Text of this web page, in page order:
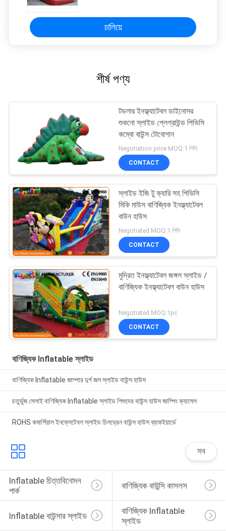
চালিয়ে
শীর্ষ পণ্য
টডলার ইনফ্ল্যাটেবল ডাইনোসর
শুকনো স্লাইড প্লেগ্রাউন্ড পিভিসি
কম্বো বাউন্স টোবোগান
Negotiation price MOQ:1 পিসি
CONTACT
স্লাইড ইজি টু ক্যারি সহ পিভিসি
মিকি মাউস বাণিজ্যিক ইনফ্ল্যাটেবল
বাউন হাউস
Negotiated MOQ:1 পিসি
CONTACT
মুদ্রিত ইনফ্ল্যাটেবল জঙ্গল স্লাইড /
বাণিজ্যিক ইনফ্ল্যাটেবল বাউন হাউস
Negotiated MOQ:1pc
CONTACT
বাণিজ্যিক Inflatable স্লাইড
বাণিজ্যিক Inflatable জাম্পার দুর্গ জল স্লাইড বাউন্স হাউস
চতুর্ভুজ সেলাই বাণিজ্যিক Inflatable স্লাইড শিশুদের বাউন্স হাউস জাম্পিং ক্যাসেল
ROHS কমার্শিয়াল ইনফ্লেটেবল স্লাইড চিলড্রেন বাউন্স হাউস ব্যাকইয়ার্ডে
সব
Inflatable চিত্তবিনোদন
পার্ক
বাণিজ্যিক বাউন্সি কাসলস
Inflatable বাউন্সার স্লাইড
বাণিজ্যিক Inflatable
স্লাইড